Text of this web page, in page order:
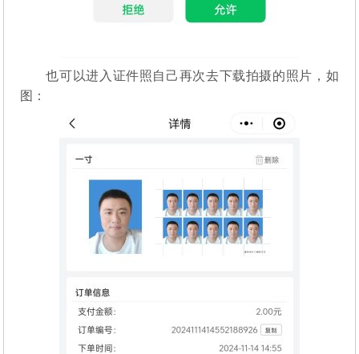
也可以进入证件照自己再次去下载拍摄的照片，如
图：